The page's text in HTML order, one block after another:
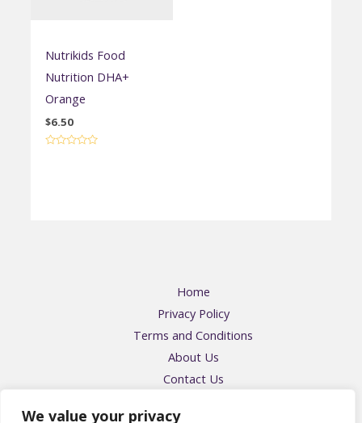
We value your privacy
Nutrikids Food
Nutrition DHA+
Orange
$6.50
Home
Privacy Policy
Terms and Conditions
About Us
Contact Us